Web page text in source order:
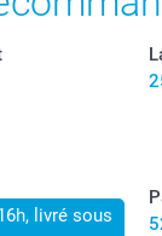
livré sous